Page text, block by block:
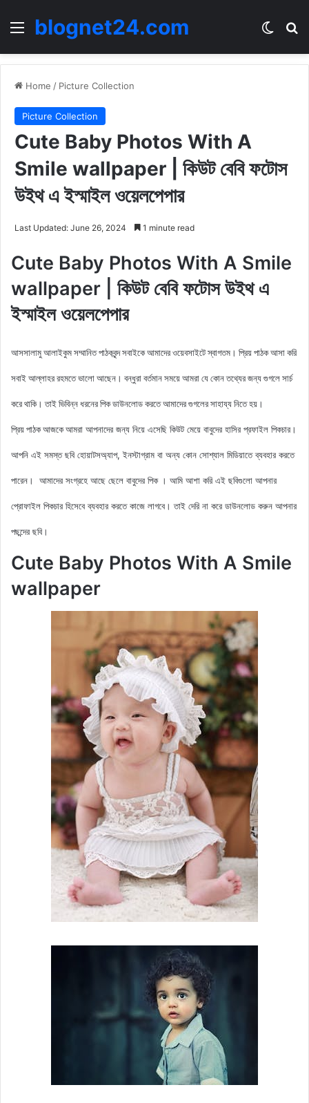
Menublognet24.com
Home / Picture Collection
Picture Collection
Cute Baby Photos With A
Smile wallpaper | কিউট বেবি ফটোস
উইথ এ ইস্মাইল ওয়েলপেপার
Last Updated: June 26, 2024 1 minute read
Cute Baby Photos With A Smile
wallpaper | কিউট বেবি ফটোস উইথ এ
ইস্মাইল ওয়েলপেপার
আসসালামু আলাইকুম সম্মানিত পাঠকবৃন্দ সবাইকে আমাদের ওয়েবসাইটে স্বাগতম। প্রিয় পাঠক আসা করি
সবাই আল্লাহর রহমতে ভালো আছেন। বন্ধুরা বর্তমান সময়ে আমরা যে কোন তথ্যের জন্য গুগলে সার্চ
করে থাকি। তাই ভিবিন্ন ধরনের পিক ডাউনলোড করতে আমাদের গুগলের সাহায্য নিতে হয়।
প্রিয় পাঠক আজকেআমরা আপনাদের জন্য নিয়ে এসেছি কিউট মেয়ে বাবুদের হাসির প্রফাইল পিকচার।
আপনি এই সমস্ত ছবি হোয়াটসঅ্যাপ, ইনস্টাগ্রাম বা অন্য কোন সোশ্যাল মিডিয়াতে ব্যবহার করতে
পারেন। আমাদের সংগ্রহে আছে ছেলে বাবুদের পিক । আমি আশা করি এই ছবিগুলো আপনার
প্রোফাইল পিকচার হিসেবে ব্যবহার করতে কাজে লাগবে। তাই দেরি না করে ডাউনলোড করুন আপনার
পছন্দের ছবি।
Cute Baby Photos With A Smile
wallpaper